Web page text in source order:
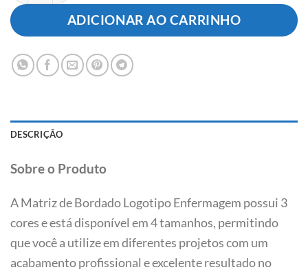
ADICIONAR AO CARRINHO
DESCRIÇÃO
Sobre o Produto
A Matriz de Bordado Logotipo Enfermagem possui 3
cores e está disponível em 4 tamanhos, permitindo
que você a utilize em diferentes projetos com um
acabamento profissional e excelente resultado no